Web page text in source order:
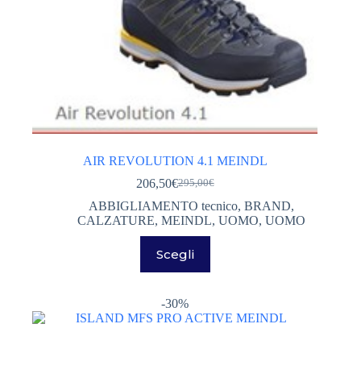
AIR REVOLUTION 4.1 MEINDL
295,00€
Il
prezzo
originale
295,00€.
206,50€Il
prezzo
attuale
206,50€.
ABBIGLIAMENTO tecnico, BRAND,
CALZATURE, MEINDL, UOMO, UOMO
Scegli
prodotto
ha
varianti.
Le
-30%